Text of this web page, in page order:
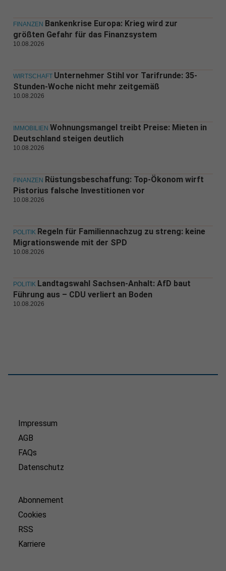
FINANZEN Bankenkrise Europa: Krieg wird zur
größten Gefahr für das Finanzsystem
10.08.2026
WIRTSCHAFT Unternehmer Stihl vor Tarifrunde: 35-
Stunden-Woche nicht mehr zeitgemäß
10.08.2026
IMMOBILIEN Wohnungsmangel treibt Preise: Mieten in
Deutschland steigen deutlich
10.08.2026
FINANZEN Rüstungsbeschaffung: Top-Ökonom wirft
Pistorius falsche Investitionen vor
10.08.2026
POLITIK Regeln für Familiennachzug zu streng: keine
Migrationswende mit der SPD
10.08.2026
POLITIK Landtagswahl Sachsen-Anhalt: AfD baut
Führung aus – CDU verliert an Boden
10.08.2026
Impressum
AGB
FAQs
Datenschutz
Abonnement
Cookies
RSS
Karriere